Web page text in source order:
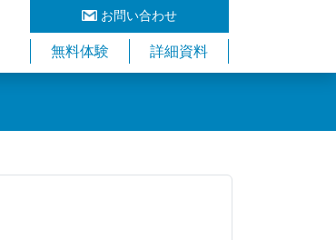
お問い合わせ
無料体験 詳細資料